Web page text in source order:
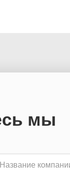
мы